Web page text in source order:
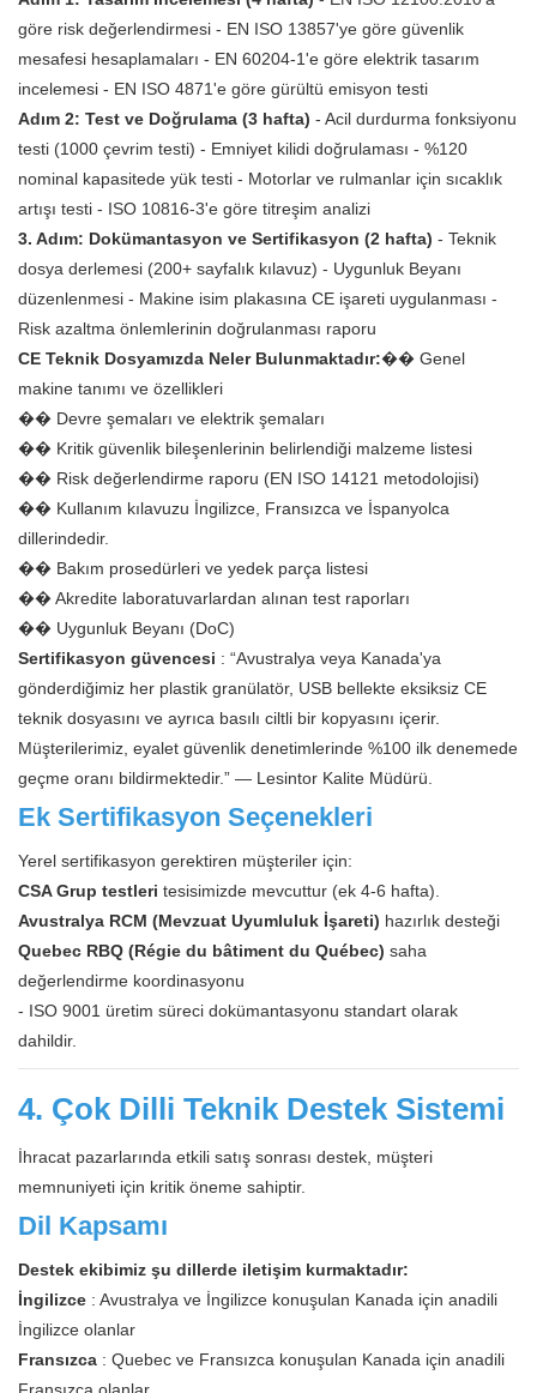
göre risk değerlendirmesi - EN ISO 13857'ye göre güvenlik
mesafesi hesaplamaları - EN 60204-1'e göre elektrik tasarım
incelemesi - EN ISO 4871'e göre gürültü emisyon testi
Adım 2: Test ve Doğrulama (3 hafta) - Acil durdurma fonksiyonu
testi (1000 çevrim testi) - Emniyet kilidi doğrulaması - %120
nominal kapasitede yük testi - Motorlar ve rulmanlar için sıcaklık
artışı testi - ISO 10816-3'e göre titreşim analizi
3. Adım: Dokümantasyon ve Sertifikasyon (2 hafta) - Teknik
dosya derlemesi (200+ sayfalık kılavuz) - Uygunluk Beyanı
düzenlenmesi - Makine isim plakasına CE işareti uygulanması -
Risk azaltma önlemlerinin doğrulanması raporu
CE Teknik Dosyamızda Neler Bulunmaktadır:�� Genel
makine tanımı ve özellikleri
�� Devre şemaları ve elektrik şemaları
�� Kritik güvenlik bileşenlerinin belirlendiği malzeme listesi
�� Risk değerlendirme raporu (EN ISO 14121 metodolojisi)
�� Kullanım kılavuzu İngilizce, Fransızca ve İspanyolca
dillerindedir.
�� Bakım prosedürleri ve yedek parça listesi
��Akredite laboratuvarlardan alınan test raporları
�� Uygunluk Beyanı (DoC)
Sertifikasyon güvencesi : “Avustralya veya Kanada'ya
gönderdiğimiz her plastik granülatör, USB bellekte eksiksiz CE
teknik dosyasını ve ayrıca basılı ciltli bir kopyasını içerir.
Müşterilerimiz, eyalet güvenlik denetimlerinde %100 ilk denemede
geçme oranı bildirmektedir.” — Lesintor Kalite Müdürü.
Ek Sertifikasyon Seçenekleri
Yerel sertifikasyon gerektiren müşteriler için:
CSA Grup testleri tesisimizde mevcuttur (ek 4-6 hafta).
Avustralya RCM (Mevzuat Uyumluluk İşareti) hazırlık desteği
Quebec RBQ (Régie du bâtiment du Québec) saha
değerlendirme koordinasyonu
- ISO 9001 üretim süreci dokümantasyonu standart olarak
dahildir.
4. Çok Dilli Teknik Destek Sistemi
İhracat pazarlarında etkili satış sonrası destek, müşteri
memnuniyeti için kritik öneme sahiptir.
Dil Kapsamı
Destek ekibimiz şu dillerde iletişim kurmaktadır:
İngilizce : Avustralya ve İngilizce konuşulan Kanada için anadili
İngilizce olanlar
Fransızca : Quebec ve Fransızca konuşulan Kanada için anadili